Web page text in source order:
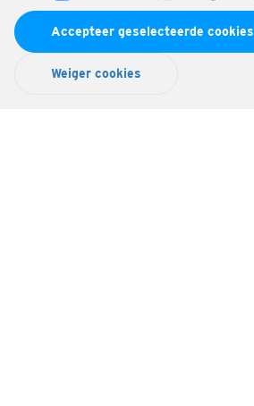
Accepteer geselecteerde cookies
Weiger cookies